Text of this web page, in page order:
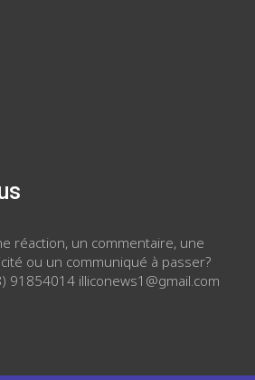
réaction, un commentaire, une
ou un communiqué à passer?
91854014 illiconews1@gmail.com